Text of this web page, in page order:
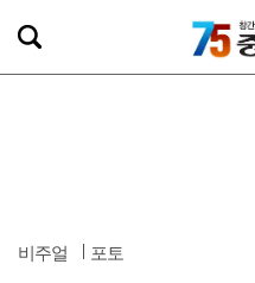
비주얼 포토